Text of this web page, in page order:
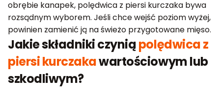
obrębie kanapek, polędwica z piersi kurczaka bywa
rozsądnym wyborem. Jeśli chce wejść poziom wyżej,
powinien zamienić ją na świeżo przygotowane mięso.
Jakie składniki czyniąpolędwica z
piersi kurczakawartościowym lub
szkodliwym?